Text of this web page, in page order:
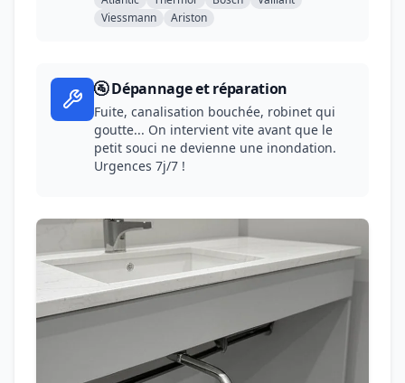
Viessmann
Ariston
🚰 Dépannage et réparation
Fuite, canalisation bouchée, robinet qui
goutte... On intervient vite avant que le
petit souci ne devienne une inondation.
Urgences 7j/7 !